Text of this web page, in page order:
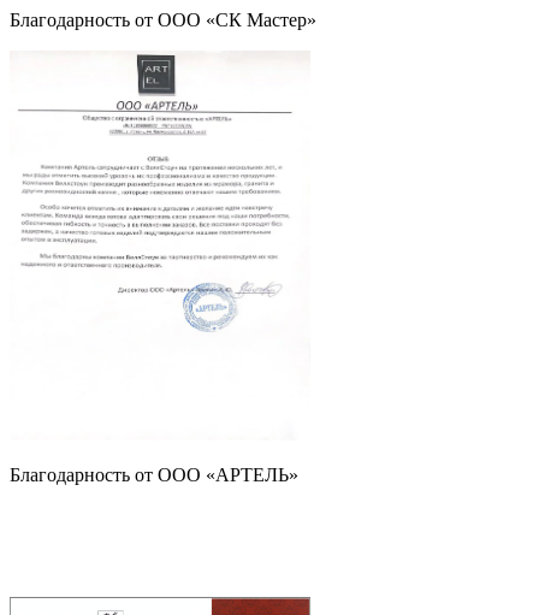
Благодарность от ООО «СК Мастер»
Благодарность от ООО «АРТЕЛЬ»